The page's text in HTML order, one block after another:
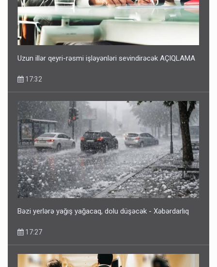
Uzun illər qeyri-rəsmi işləyənləri sevindirəcək AÇIQLAMA
17:32
Bəzi yerlərə yağış yağacaq, dolu düşəcək - Xəbərdarlıq
17:27